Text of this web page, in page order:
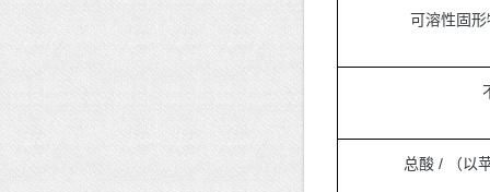
可溶性固
总酸 / （以